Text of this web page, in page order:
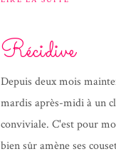
Récidive
Depuis deux mois
mardis après-midi à un
conviviale. C'est pour
bien sûr amène ses